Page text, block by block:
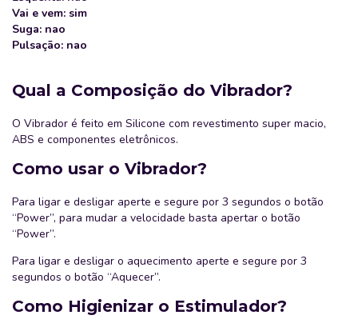
Vai e vem: sim
Suga: nao
Pulsação: nao
Qual a Composição do Vibrador?
O Vibrador é feito em Silicone com revestimento super macio,
ABS e componentes eletrônicos.
Como usar o Vibrador?
Para ligar e desligar aperte e segure por 3 segundos o botão
“Power”, para mudar a velocidade basta apertar o botão
“Power”.
Para ligar e desligar o aquecimento aperte e segure por 3
segundos o botão “Aquecer”.
Como Higienizar o Estimulador?